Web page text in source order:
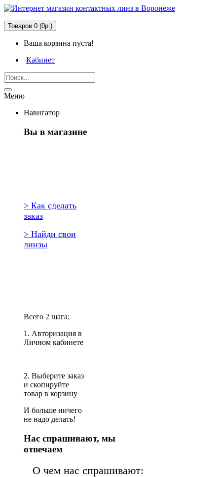
Товаров 0 (0р.)
Ваша корзина пуста!
Кабинет
Меню
Навигатор
Вы в магазине
> Как сделать
заказ
> Найди свои
линзы
Всего 2 шага:
1. Авторизация в
Личном кабинете
2. Выберите заказ
и скопируйте
товар в корзину
И больше ничего
не надо делать!
Нас спрашивают, мы
отвечаем
О чем нас спрашивают: